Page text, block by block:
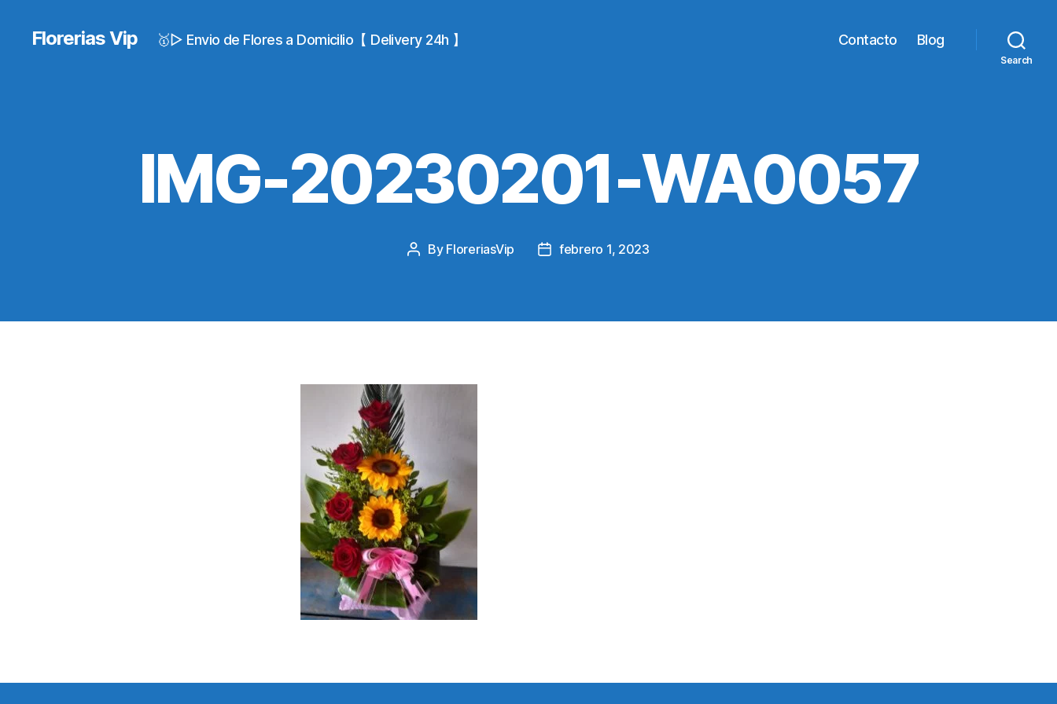
Florerias Vip 🥇▷ Envio de Flores a Domicilio【 Delivery 24h 】 Contacto Blog
Search
IMG-20230201-WA0057
Post
By FloreriasVip
Postfebrero 1, 2023